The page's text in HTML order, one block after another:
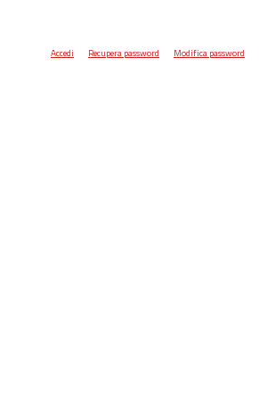
Accedi Recupera password Modifica password